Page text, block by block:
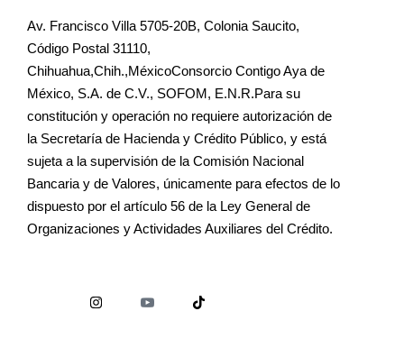
Av. Francisco Villa 5705-20B, Colonia Saucito,
Código Postal 31110,
Chihuahua,Chih.,MéxicoConsorcio Contigo Aya de
México, S.A. de C.V., SOFOM, E.N.R.Para su
constitución y operación no requiere autorización de
la Secretaría de Hacienda y Crédito Público, y está
sujeta a la supervisión de la Comisión Nacional
Bancaria y de Valores, únicamente para efectos de lo
dispuesto por el artículo 56 de la Ley General de
Organizaciones y Actividades Auxiliares del Crédito.